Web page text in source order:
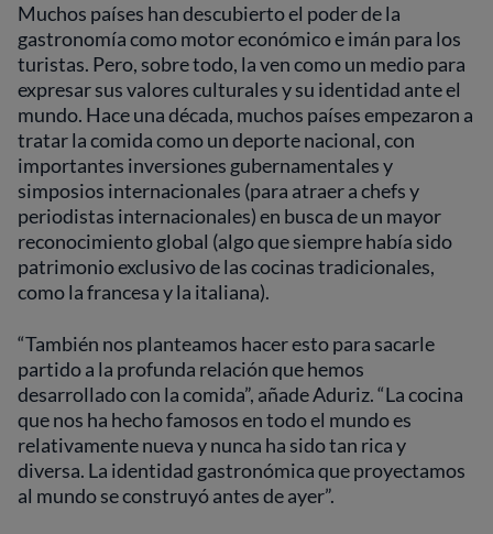
Muchos países han descubierto el poder de la
gastronomía como motor económico e imán para los
turistas. Pero, sobre todo, la ven como un medio para
expresar sus valores culturales y su identidad ante el
mundo. Hace una década, muchos países empezaron a
tratar la comida como un deporte nacional, con
importantes inversiones gubernamentales y
simposios internacionales (para atraer a chefs y
periodistas internacionales) en busca de un mayor
reconocimiento global (algo que siempre había sido
patrimonio exclusivo de las cocinas tradicionales,
como la francesa y la italiana).
“También nos planteamos hacer esto para sacarle
partido a la profunda relación que hemos
desarrollado con la comida”, añade Aduriz. “La cocina
que nos ha hecho famosos en todo el mundo es
relativamente nueva y nunca ha sido tan rica y
diversa. La identidad gastronómica que proyectamos
al mundo se construyó antes de ayer”.